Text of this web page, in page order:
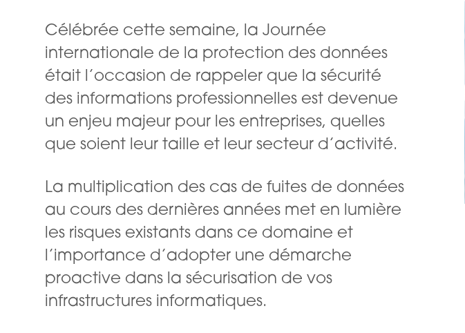
Célébrée cette semaine, la Journée
internationale de la protection des données
était l’occasion de rappeler que la sécurité
des informations professionnelles est devenue
un enjeu majeur pour les entreprises, quelles
que soient leur taille et leur secteur d’activité.
La multiplication des cas de fuites de données
au cours des dernières années met en lumière
les risques existants dans ce domaine et
l’importance d’adopter une démarche
proactive dans la sécurisation de vos
infrastructures informatiques.